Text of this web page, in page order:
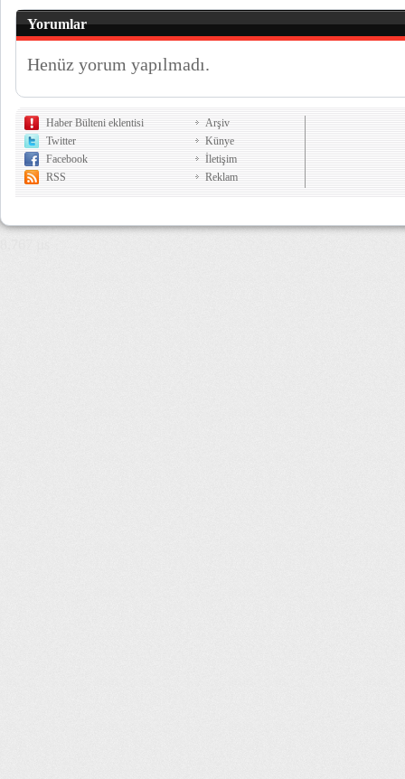
Yorumlar
Henüz yorum yapılmadı.
Haber Bülteni eklentisi
Twitter
Facebook
RSS
Arşiv
Künye
İletişim
Reklam